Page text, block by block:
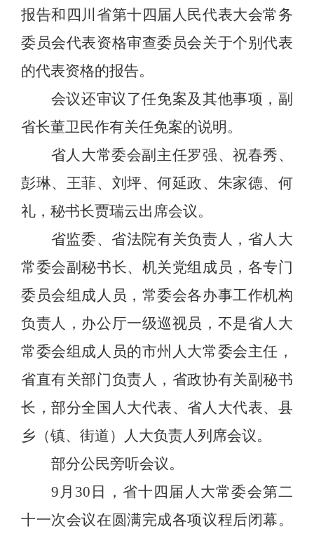
报告和四川省第十四届人民代表大会常务
委员会代表资格审查委员会关于个别代表
的代表资格的报告。
会议还审议了任免案及其他事项，副
省长董卫民作有关任免案的说明。
省人大常委会副主任罗强、祝春秀、
彭琳、王菲、刘坪、何延政、朱家德、何
礼，秘书长贾瑞云出席会议。
省监委、省法院有关负责人，省人大
常委会副秘书长、机关党组成员，各专门
委员会组成人员，常委会各办事工作机构
负责人，办公厅一级巡视员，不是省人大
常委会组成人员的市州人大常委会主任，
省直有关部门负责人，省政协有关副秘书
长，部分全国人大代表、省人大代表、县
乡（镇、街道）人大负责人列席会议。
部分公民旁听会议。
9 月 30 日，省十四届人大常委会第二
十一次会议在圆满完成各项议程后闭幕。